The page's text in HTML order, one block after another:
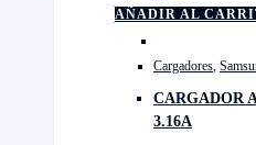
AÑADIR AL
Cargadores
CARGADOR
3.16A